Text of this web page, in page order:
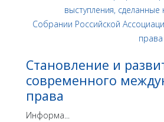
Становление и
современного
права
Информа...